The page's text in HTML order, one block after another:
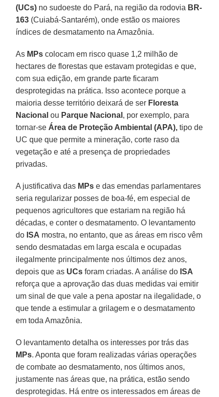
(UCs) no sudoeste do Pará, na região da rodovia BR-
163 (Cuiabá-Santarém), onde estão os maiores
índices de desmatamento na Amazônia.
As MPs colocam em risco quase 1,2 milhão de
hectares de florestas que estavam protegidas e que,
com sua edição, em grande parte ficaram
desprotegidas na prática. Isso acontece porque a
maioria desse território deixará de ser Floresta
Nacional ou Parque Nacional , por exemplo, para
tornar-se Área de Proteção Ambiental (APA), tipo de
UC que que permite a mineração, corte raso da
vegetação e até a presença de propriedades
privadas.
A justificativa das MPs e das emendas parlamentares
seria regularizar posses de boa-fé, em especial de
pequenos agricultores que estariam na região há
décadas, e conter o desmatamento. O levantamento
do ISA mostra, no entanto, que as áreas em risco vêm
sendo desmatadas em larga escala e ocupadas
ilegalmente principalmente nos últimos dez anos,
depois que as UCs foram criadas. A análise do ISA
reforça que a aprovação das duas medidas vai emitir
um sinal de que vale a pena apostar na ilegalidade, o
que tende a estimular a grilagem e o desmatamento
em toda Amazônia.
O levantamento detalha os interesses por trás das
MPs. Aponta que foram realizadas várias operações
de combate ao desmatamento, nos últimos anos,
justamente nas áreas que, na prática, estão sendo
desprotegidas. Há entre os interessados em áreas de